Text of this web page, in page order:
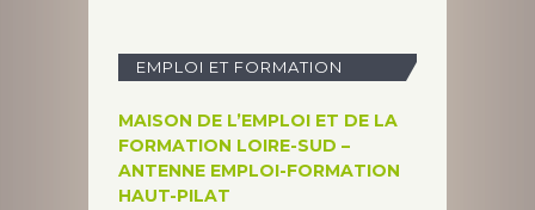
EMPLOI ET FORMATION
MAISON DE L’EMPLOI ET DE LA
FORMATION LOIRE-SUD –
ANTENNE EMPLOI-FORMATION
HAUT-PILAT